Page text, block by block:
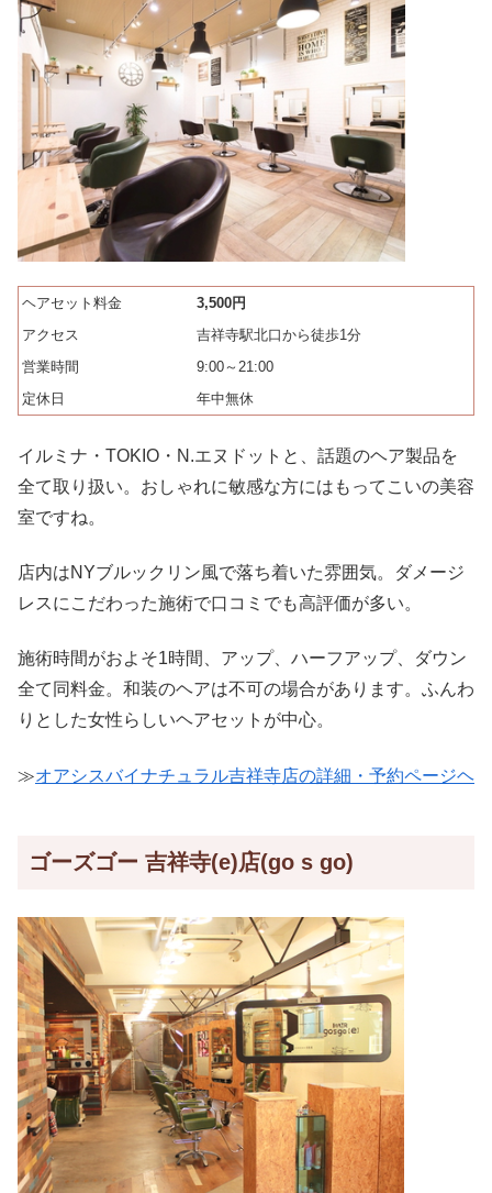
ヘアセット料金
3,500円
アクセス
吉祥寺駅北口から徒歩1分
営業時間
9:00～21:00
定休日
年中無休
イルミナ・TOKIO・N.エヌドットと、話題のヘア製品を
全て取り扱い。おしゃれに敏感な方にはもってこいの美容
室ですね。
店内はNYブルックリン風で落ち着いた雰囲気。ダメージ
レスにこだわった施術で口コミでも高評価が多い。
施術時間がおよそ1時間、アップ、ハーフアップ、ダウン
全て同料金。和装のヘアは不可の場合があります。ふんわ
りとした女性らしいヘアセットが中心。
≫オアシスバイナチュラル吉祥寺店の詳細・予約ページヘ
ゴーズゴー 吉祥寺(e)店(go s go)